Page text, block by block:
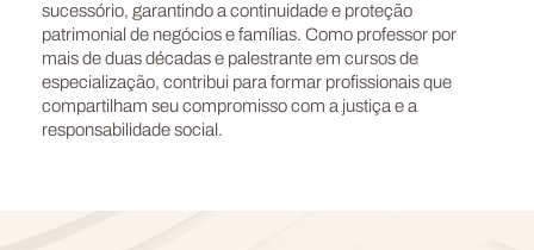
sucessório, garantindo a continuidade e proteção
patrimonial de negócios e famílias. Como professor por
mais de duas décadas e palestrante em cursos de
especialização, contribui para formar profissionais que
compartilham seu compromisso com a justiça e a
responsabilidade social.